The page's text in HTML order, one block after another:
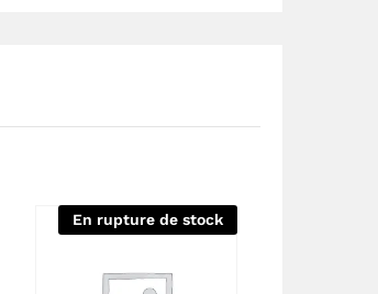
En rupture de stock